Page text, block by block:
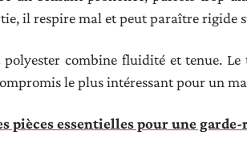
il respire mal et peut paraître rigide
combine fluidité et tenue.
le plus intéressant pour un
pièces essentielles pour une